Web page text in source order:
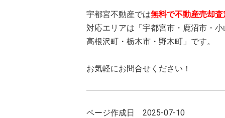
宇都宮不動産では無料で不動産売却査
対応エリアは「宇都宮市・鹿沼市・
高根沢町・栃木市・野木町」です。
お気軽にお問合せください！
ページ作成日 2025-07-10